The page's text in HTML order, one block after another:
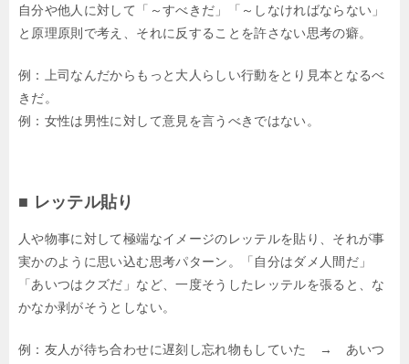
自分や他人に対して「～すべきだ」「～しなければならない」
と原理原則で考え、それに反することを許さない思考の癖。
例：上司なんだからもっと大人らしい行動をとり見本となるべ
きだ。
例：女性は男性に対して意見を言うべきではない。
■ レッテル貼り
人や物事に対して極端なイメージのレッテルを貼り、それが事
実かのように思い込む思考パターン。「自分はダメ人間だ」
「あいつはクズだ」など、一度そうしたレッテルを張ると、な
かなか剥がそうとしない。
例：友人が待ち合わせに遅刻し忘れ物もしていた → あいつ